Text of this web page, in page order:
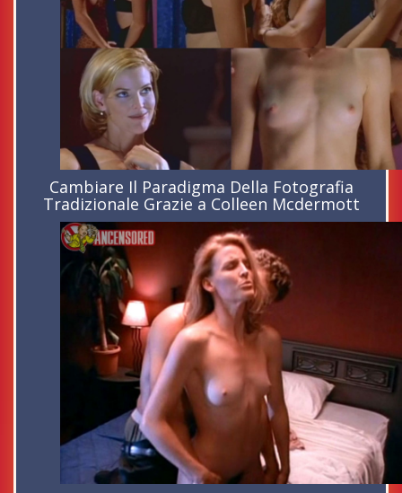
Cambiare Il Paradigma Della Fotografia
Tradizionale Grazie a Colleen Mcdermott